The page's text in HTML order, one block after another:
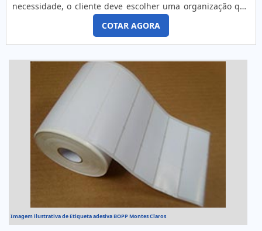
necessidade, o cliente deve escolher uma organização que
se destaque por um bom suporte pré-venda e tenha ampla
experiência no ramo.Quando a questão é rolo etiqueta
adesiva, na 4Food Print o cliente obterá proteção e
INTERESSANTES...
COTAR AGORA
Imagem ilustrativa de Etiqueta adesiva BOPP Montes Claros